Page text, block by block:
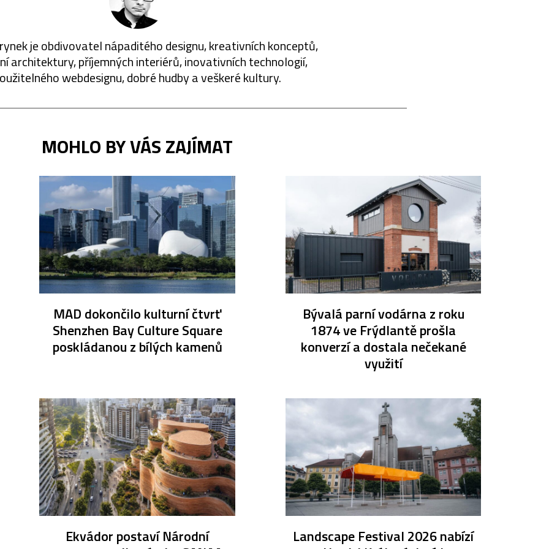
je obdivovatel nápaditého designu, kreativních konceptů,
architektury, příjemných interiérů, inovativních technologií,
webdesignu, dobré hudby a veškeré kultury.
MOHLO BY VÁS ZAJÍMAT
MAD dokončilo kulturní čtvrť
Shenzhen Bay Culture Square
poskládanou z bílých kamenů
Bývalá parní vodárna z roku
1874 ve Frýdlantě prošla
konverzí a dostala nečekané
využití
Ekvádor postaví Národní Landscape Festival 2026 nabízí